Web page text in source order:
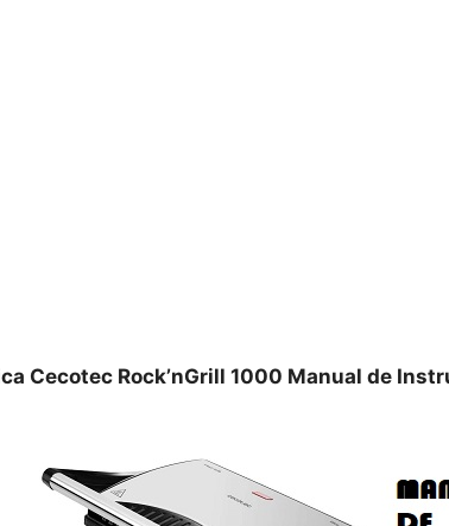
Cecotec Rock’nGrill 1000 Manual de